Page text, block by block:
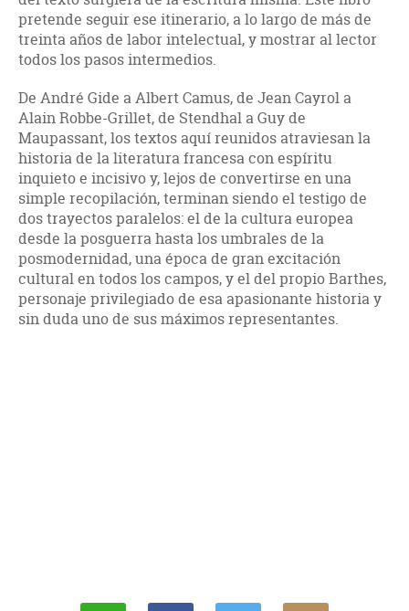
pretende seguir ese itinerario, a lo largo de más de
treinta años de labor intelectual, y mostrar al lector
todos los pasos intermedios.
De André Gide a Albert Camus, de Jean Cayrol a
Alain Robbe-Grillet, de Stendhal a Guy de
Maupassant, los textos aquí reunidos atraviesan la
historia de la literatura francesa con espíritu
inquieto e incisivo y, lejos de convertirse en una
simple recopilación, terminan siendo el testigo de
dos trayectos paralelos: el de la cultura europea
desde la posguerra hasta los umbrales de la
posmodernidad, una época de gran excitación
cultural en todos los campos, y el del propio Barthes,
personaje privilegiado de esa apasionante historia y
sin duda uno de sus máximos representantes.